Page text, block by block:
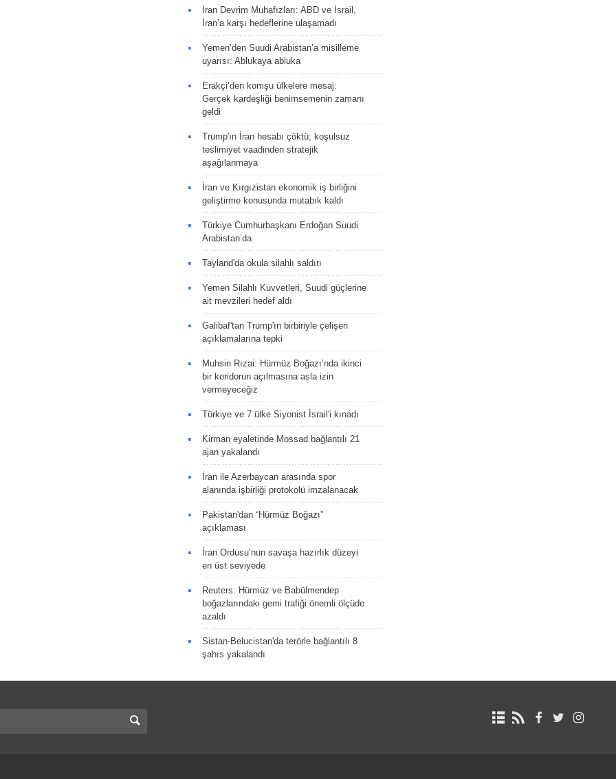
İran Devrim Muhafızları: ABD ve İsrail,
İran’a karşı hedeflerine ulaşamadı
Yemen’den Suudi Arabistan’a misilleme
uyarısı: Ablukaya abluka
Erakçi’den komşu ülkelere mesaj:
Gerçek kardeşliği benimsemenin zamanı
geldi
Trump'ın İran hesabı çöktü; koşulsuz
teslimiyet vaadinden stratejik
aşağılanmaya
İran ve Kırgızistan ekonomik iş birliğini
geliştirme konusunda mutabık kaldı
Türkiye Cumhurbaşkanı Erdoğan Suudi
Arabistan’da
Tayland'da okula silahlı saldırı
Yemen Silahlı Kuvvetleri, Suudi güçlerine
ait mevzileri hedef aldı
Galibaf'tan Trump'ın birbiriyle çelişen
açıklamalarına tepki
Muhsin Rızai: Hürmüz Boğazı’nda ikinci
bir koridorun açılmasına asla izin
vermeyeceğiz
Türkiye ve 7 ülke Siyonist İsrail'i kınadı
Kirman eyaletinde Mossad bağlantılı 21
ajan yakalandı
İran ile Azerbaycan arasında spor
alanında işbirliği protokolü imzalanacak
Pakistan'dan “Hürmüz Boğazı”
açıklaması
İran Ordusu’nun savaşa hazırlık düzeyi
en üst seviyede
Reuters: Hürmüz ve Babülmendep
boğazlarındaki gemi trafiği önemli ölçüde
azaldı
Sistan-Belucistan'da terörle bağlantılı 8
şahıs yakalandı